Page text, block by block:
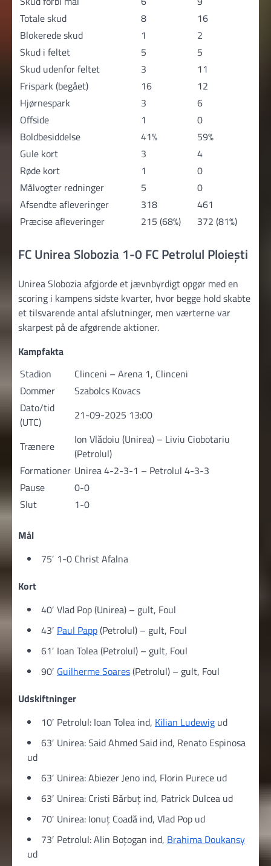
Totale skud
8
16
Blokerede skud
1
2
Skud i feltet
5
5
Skud udenfor feltet
3
11
Frispark (begået)
16
12
Hjørnespark
3
6
Offside
1
0
Boldbesiddelse
41%
59%
Gule kort
3
4
Røde kort
1
0
Målvogter redninger
5
0
Afsendte afleveringer
318
461
Præcise afleveringer
215 (68%) 372 (81%)
FC Unirea Slobozia 1-0 FC Petrolul Ploiești
Unirea Slobozia afgjorde et jævnbyrdigt opgør med en
scoring i kampens sidste kvarter, hvor begge hold skabte
et tilsvarende antal afslutninger, men værterne var
skarpest på de afgørende aktioner.
Kampfakta
Stadion
Clinceni – Arena 1, Clinceni
Dommer
Szabolcs Kovacs
Dato/tid
(UTC)
21-09-2025 13:00
Trænere
Ion Vlădoiu (Unirea) – Liviu Ciobotariu
(Petrolul)
Formationer Unirea 4-2-3-1 – Petrolul 4-3-3
Pause
0-0
Slut
1-0
Mål
75′ 1-0 Christ Afalna
Kort
40′ Vlad Pop (Unirea) – gult, Foul
43′ Paul Papp(Petrolul) – gult, Foul
61′ Ioan Tolea (Petrolul) – gult, Foul
90′ Guilherme Soares(Petrolul) – gult, Foul
Udskiftninger
10′ Petrolul: Ioan Tolea ind, Kilian Ludewig ud
63′ Unirea: Said Ahmed Said ind, Renato Espinosa
ud
63′ Unirea: Abiezer Jeno ind, Florin Purece ud
63′ Unirea: Cristi Bărbuț ind, Patrick Dulcea ud
70′ Unirea: Ionuț Coadă ind, Vlad Pop ud
73′ Petrolul: Alin Boțogan ind, Brahima Doukansy
ud